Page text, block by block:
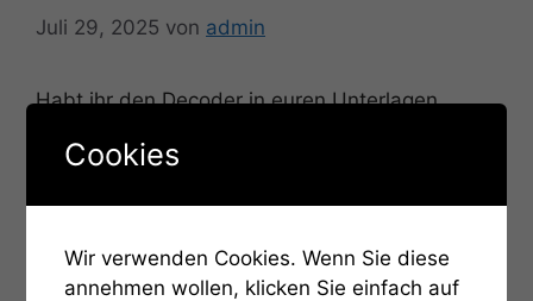
Juli 29, 2025 von admin
Habt ihr den Decoder in euren Unterlagen
Cookies
Wir verwenden Cookies. Wenn Sie diese
annehmen wollen, klicken Sie einfach auf